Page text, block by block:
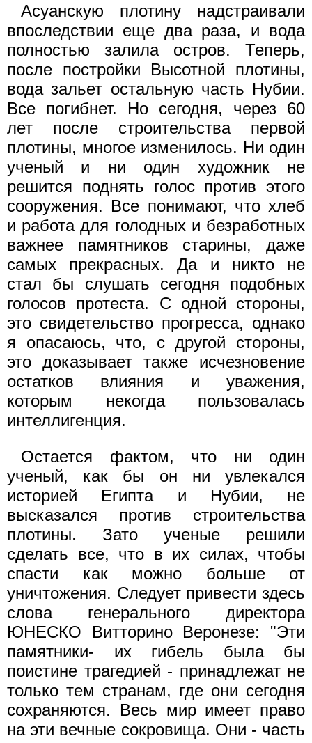
Асуанскую плотину надстраивали
впоследствии еще два раза, и вода
полностью залила остров. Теперь,
после постройки Высотной плотины,
вода зальет остальную часть Нубии.
Все погибнет. Но сегодня, через 60
лет после строительства первой
плотины, многое изменилось. Ни один
ученый и ни один художник не
решится поднять голос против этого
сооружения. Все понимают, что хлеб
и работа для голодных и безработных
важнее памятников старины, даже
самых прекрасных. Да и никто не
стал бы слушать сегодня подобных
голосов протеста. С одной стороны,
это свидетельство прогресса, однако
я опасаюсь, что, с другой стороны,
это доказывает также исчезновение
остатков влияния и уважения,
которым некогда пользовалась
интеллигенция.
Остается фактом, что ни один
ученый, как бы он ни увлекался
историей Египта и Нубии, не
высказался против строительства
плотины. Зато ученые решили
сделать все, что в их силах, чтобы
спасти как можно больше от
уничтожения. Следует привести здесь
слова генерального директора
ЮНЕСКО Витторино Веронезе: "Эти
памятники- их гибель была бы
поистине трагедией - принадлежат не
только тем странам, где они сегодня
сохраняются. Весь мир имеет право
на эти вечные сокровища. Они - часть